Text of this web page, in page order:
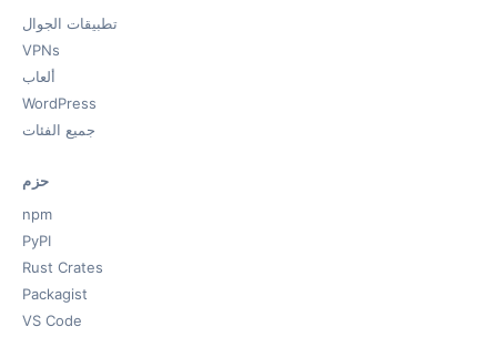
تطبيقات الجوال
VPNs
ألعاب
WordPress
جميع الفئات
حزم
npm
PyPI
Rust Crates
Packagist
VS Code